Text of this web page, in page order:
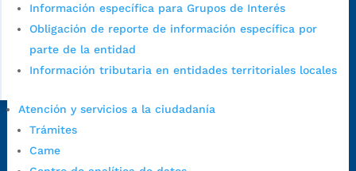
Información específica para Grupos de Interés
Obligación de reporte de información específica por
parte de la entidad
Información tributaria en entidades territoriales locales
Atención y servicios a la ciudadanía
Trámites
Came
Dirección Fase I:
Colombia.